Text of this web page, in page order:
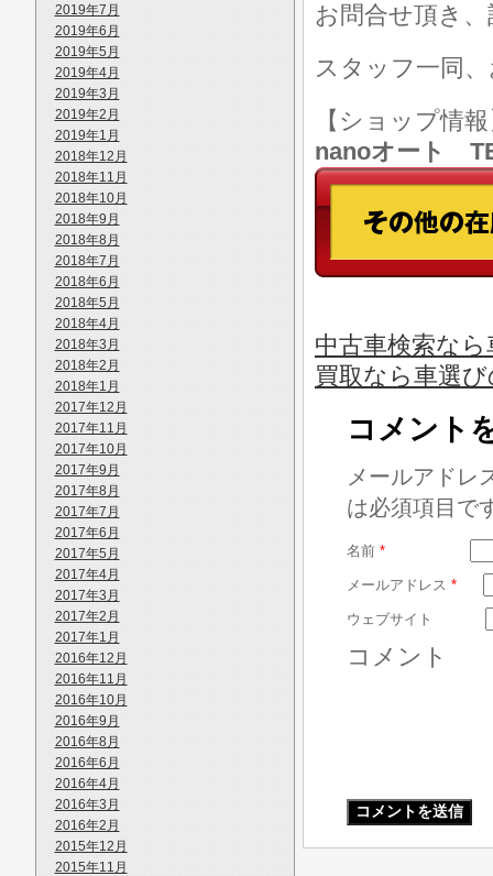
2019年7月
2019年6月
2019年5月
2019年4月
2019年3月
2019年2月
2019年1月
2018年12月
2018年11月
2018年10月
2018年9月
2018年8月
2018年7月
2018年6月
2018年5月
2018年4月
2018年3月
2018年2月
2018年1月
2017年12月
2017年11月
2017年10月
2017年9月
2017年8月
2017年7月
2017年6月
2017年5月
2017年4月
2017年3月
2017年2月
2017年1月
2016年12月
2016年11月
2016年10月
2016年9月
2016年8月
2016年6月
2016年4月
2016年3月
2016年2月
2015年12月
2015年11月
お問合せ頂き
スタッフ一同
【ショップ情
nanoオート
中古車検索な
買取なら車選
コメント
メールアドレ
は必須項目で
名前 *
メールアドレス *
ウェブサイト
コメント